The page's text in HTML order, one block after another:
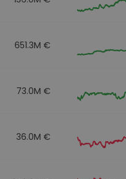
651.3M €
73.0M €
36.0M €